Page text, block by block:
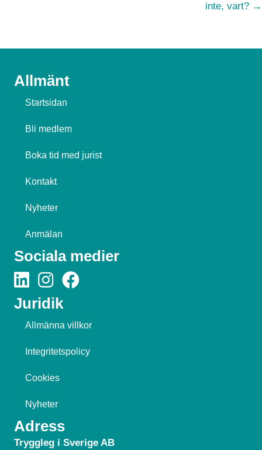
inte, vart? →
Allmänt
Startsidan
Bli medlem
Boka tid med jurist
Kontakt
Nyheter
Anmälan
Sociala medier
Juridik
Allmänna villkor
Integritetspolicy
Cookies
Nyheter
Adress
Tryggleg i Sverige AB